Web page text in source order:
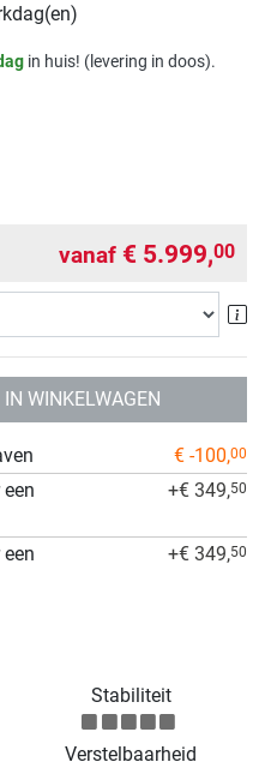
in huis! (levering in doos).
vanaf € 5.999,00
IN WINKELWAGEN
Stabiliteit
Verstelbaarheid
€ -100,00
+€ 349,50
+€ 349,50